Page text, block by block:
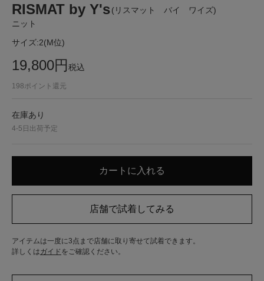
RISMAT by Y's(リスマット バイ ワイズ)
ニット
サイズ:2(M位)
19,800円税込
198ポイント還元
在庫あり
4-5日出荷予定
アイテムは一度に3点まで店舗に取り寄せて試着できます。
詳しくはガイド をご確認ください。